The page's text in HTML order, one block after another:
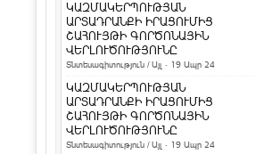
Տոներ և օրեր
Կենդանակերպի
ամենա-ամենա
նշանները. իմացիր, թե
ինչով ես ...
Հասարակություն
4 հարց մտավոր կարողությունները
ստուգելու համար
ԿԱԶՄԱԿԵՐՊՈՒԹՅԱՆ
ԱՐՏԱԴՐԱՆՔԻ ԻՐԱՑՈՒՄԻՑ
ՇԱՀՈՒՅԹԻ ԳՈՐԾՈՆԱՅԻՆ
ՎԵՐԼՈՒԾՈՒԹՅՈՒՆԸ
Տնտեսագիտություն / Այլ · 19 Ապր 24
ԿԱԶՄԱԿԵՐՊՈՒԹՅԱՆ
ԱՐՏԱԴՐԱՆՔԻ ԻՐԱՑՈՒՄԻՑ
ՇԱՀՈՒՅԹԻ ԳՈՐԾՈՆԱՅԻՆ
ՎԵՐԼՈՒԾՈՒԹՅՈՒՆԸ
Տնտեսագիտություն / Այլ · 19 Ապր 24